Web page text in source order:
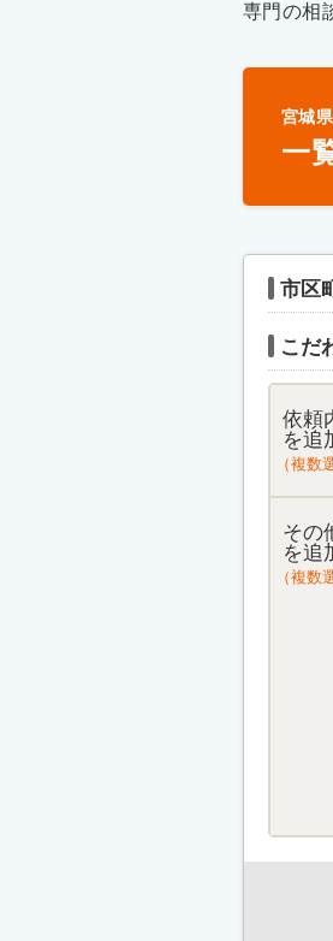
専門の相
宮城
一
市区
こだ
依頼
を追
（複数
その
を追
（複数